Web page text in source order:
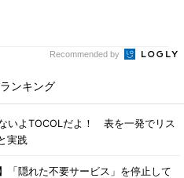
Recommended by
ンキング
いよTOCOLだよ！ 表を一発でリス
実践
「隠れた不要サービス」を停止して